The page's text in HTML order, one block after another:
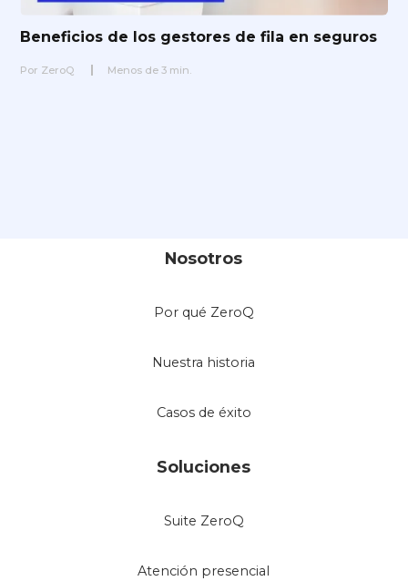
Beneficios de los gestores de fila en seguros
Por ZeroQ Menos de 3 min.
Nosotros
Por qué ZeroQ
Nuestra historia
Casos de éxito
Soluciones
Suite ZeroQ
Atención presencial